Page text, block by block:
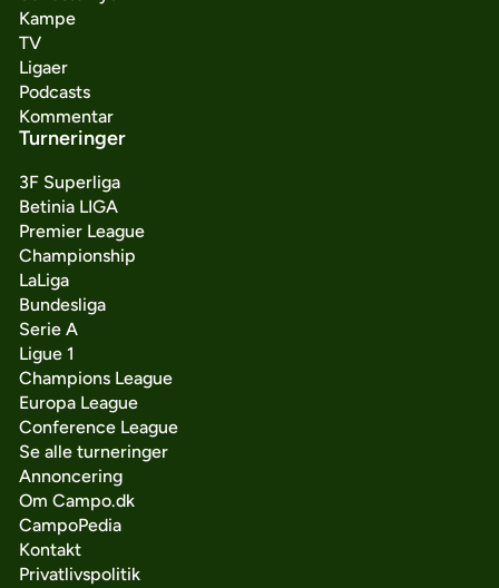
Kampe
TV
Ligaer
Podcasts
Kommentar
Turneringer
3F Superliga
Betinia LIGA
Premier League
Championship
LaLiga
Bundesliga
Serie A
Ligue 1
Champions League
Europa League
Conference League
Se alle turneringer
Annoncering
Om Campo.dk
CampoPedia
Kontakt
Privatlivspolitik